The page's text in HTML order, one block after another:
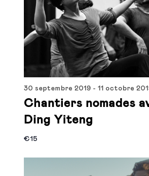
30 septembre 2019 -11 octobre
Chantiers nomades
Ding Yiteng
€15